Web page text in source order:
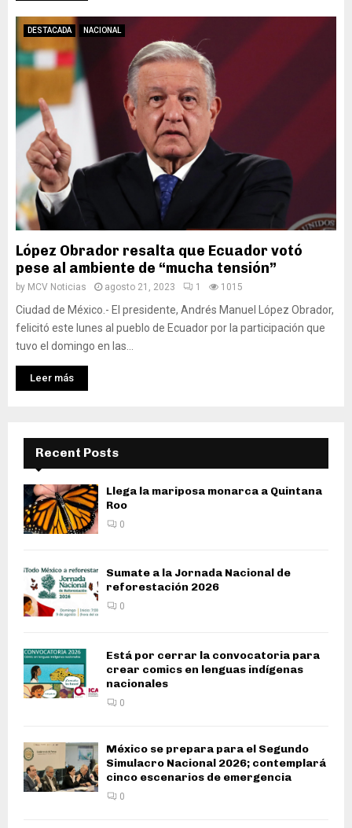
DESTACADA NACIONAL
López Obrador resalta que Ecuador votó
pese al ambiente de “mucha tensión”
by MCV Noticias agosto 21, 2023 1 1015
Ciudad de México.- El presidente, Andrés Manuel López Obrador,
felicitó este lunes al pueblo de Ecuador por la participación que
tuvo el domingo en las...
Leer más
Recent Posts
Llega la mariposa monarca a Quintana
Roo
0
Sumate a la Jornada Nacional de
reforestación 2026
0
Está por cerrar la convocatoria para
crear comics en lenguas indígenas
nacionales
0
México se prepara para el Segundo
Simulacro Nacional 2026; contemplará
cinco escenarios de emergencia
0